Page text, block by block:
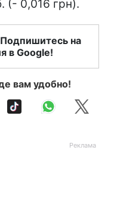
(- 0,016 грн).
на
в Google!
вам удобно!